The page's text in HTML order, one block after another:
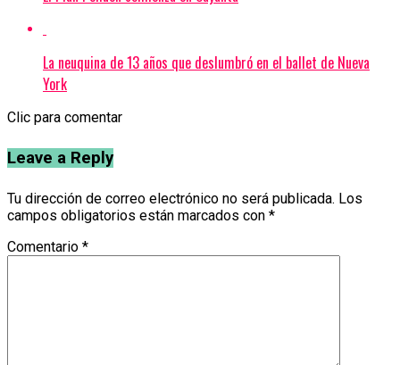
La neuquina de 13 años que deslumbró en el ballet de Nueva
York
Clic para comentar
Leave a Reply
Tu dirección de correo electrónico no será publicada. Los
campos obligatorios están marcados con *
Comentario *